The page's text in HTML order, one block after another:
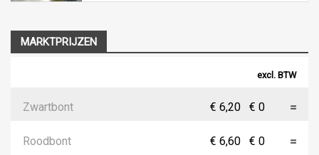
MARKTPRIJZEN
excl. BTW
Zwartbont € 6,20 € 0
Roodbont € 6,60 € 0